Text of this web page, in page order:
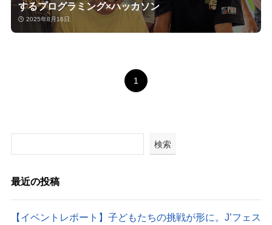
するプログラミング×ハッカソン
2025年8月16日
1
検索
最近の投稿
【イベントレポート】子どもたちの挑戦が形に。J’フェス